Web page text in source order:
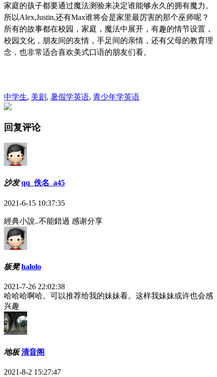
家庭的孩子都要通过魔法测验来决定谁能够永久的拥有魔力。
所以Alex,Justin,还有Max谁将会是家里最厉害的那个巫师呢？
所有的故事都在校园，家庭，魔法中展开，有趣的情节设置，
校园文化，朋友间的友情，手足间的亲情，还有父母的教育理
念，也非常适合喜欢美式口语的朋友们看。
中学生, 美剧 , 暑假学英语, 青少年学英语
回复评论
沙发 qq_佚名_a45
2021-6-15 10:37:35
經典小說..不能錯過 感谢分享
板凳 halolo
2021-7-26 22:02:38
哈哈哈啊哈。可以推荐给我的妹妹看。这样我妹妹或许也会感
兴趣
地板 清音阁
2021-8-2 15:27:47